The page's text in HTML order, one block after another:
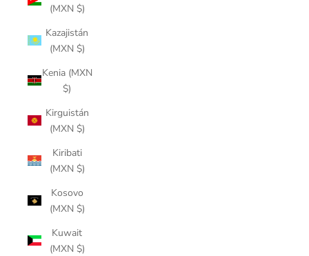
(MXN $)
Kazajistán
(MXN $)
Kenia (MXN
$)
Kirguistán
(MXN $)
Kiribati
(MXN $)
Kosovo
(MXN $)
Kuwait
(MXN $)